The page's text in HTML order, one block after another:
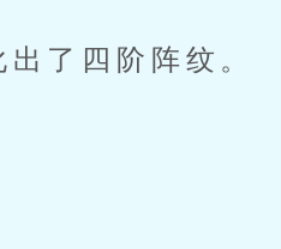
了四阶阵纹。